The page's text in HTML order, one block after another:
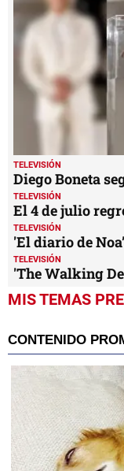
TELEVISIÓN
Diego Boneta
TELEVISIÓN
El 4 de julio
TELEVISIÓN
'El diario de
TELEVISIÓN
'The Walking
MIS TEMAS